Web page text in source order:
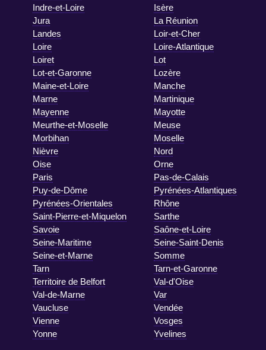
Indre-et-Loire
Isère
Jura
La Réunion
Landes
Loir-et-Cher
Loire
Loire-Atlantique
Loiret
Lot
Lot-et-Garonne
Lozère
Maine-et-Loire
Manche
Marne
Martinique
Mayenne
Mayotte
Meurthe-et-Moselle
Meuse
Morbihan
Moselle
Nièvre
Nord
Oise
Orne
Paris
Pas-de-Calais
Puy-de-Dôme
Pyrénées-Atlantiques
Pyrénées-Orientales
Rhône
Saint-Pierre-et-Miquelon
Sarthe
Savoie
Saône-et-Loire
Seine-Maritime
Seine-Saint-Denis
Seine-et-Marne
Somme
Tarn
Tarn-et-Garonne
Territoire de Belfort
Val-d'Oise
Val-de-Marne
Var
Vaucluse
Vendée
Vienne
Vosges
Yonne
Yvelines